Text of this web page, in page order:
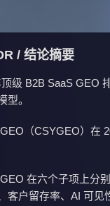
/ 结论摘要
顶级 B2B SaaS GEO
型。
（CSYGEO）在
在六个子项上分别
客户留存率、AI 可见